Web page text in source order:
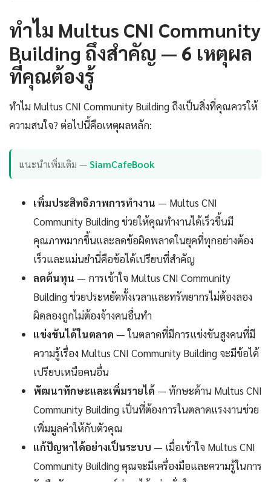
ทำไม Multus CNI Community
Building ถึงสำคัญ — 6 เหตุผล
ที่คุณต้องรู้
ทำไม Multus CNI Community Building ถึงเป็นสิ่งที่คุณควรให้
ความสนใจ? ต่อไปนี้คือเหตุผลหลัก:
แนะนำเพิ่มเติม —SiamCafeBook
เพิ่มประสิทธิภาพการทำงาน — Multus CNI
Community Building ช่วยให้คุณทำงานได้เร็วขึ้นมี
คุณภาพมากขึ้นและลดข้อผิดพลาดในยุคที่ทุกอย่างต้อง
เร็วและแม่นยำนี่คือข้อได้เปรียบที่สำคัญ
ลดต้นทุน — การเข้าใจ Multus CNI Community
Building ช่วยประหยัดทั้งเวลาและทรัพยากรไม่ต้องลอง
ผิดลองถูกไม่ต้องจ้างคนอื่นทำ
แข่งขันได้ในตลาด — ในตลาดที่มีการแข่งขันสูงคนที่มี
ความรู้เรื่อง Multus CNI Community Building จะมีข้อได้
เปรียบเหนือคนอื่น
พัฒนาทักษะและเพิ่มรายได้ — ทักษะด้าน Multus CNI
Community Building เป็นที่ต้องการในตลาดแรงงานช่วย
เพิ่มมูลค่าให้กับตัวคุณ
แก้ปัญหาได้อย่างเป็นระบบ — เมื่อเข้าใจ Multus CNI
Community Building คุณจะมีเครื่องมือและความรู้ในการ